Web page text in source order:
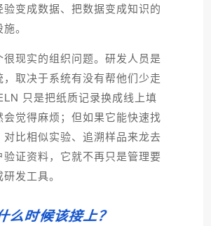
变成数据、把数据变成知识的
。
现实的组织问题。研发人员是
取决于系统有没有帮他们少走
只是把纸质记录换成线上填
会觉得麻烦；但如果它能快速找
对比相似实验、追溯样品来龙去
验证资料，它就不再只是管理要
发工具。
么时候该接上？